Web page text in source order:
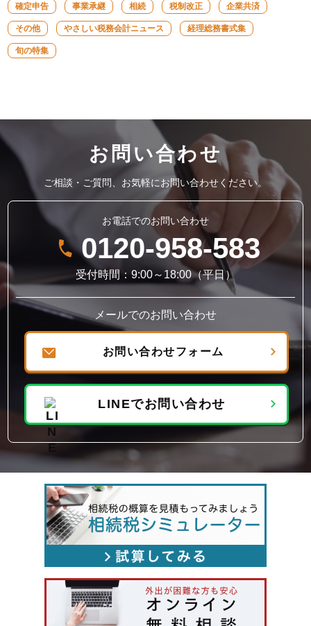
確定申告 事業承継 相続 税制改正 企業共済
その他 やさしい税務会計ニュース 経理総務書式集
旬の特集
お問い合わせ
ご相談・ご質問、お気軽にお問い合わせください。
お電話でのお問い合わせ
0120-958-583
受付時間：9:00～18:00（平日）
メールでのお問い合わせ
お問い合わせフォーム
LINEでお問い合わせ